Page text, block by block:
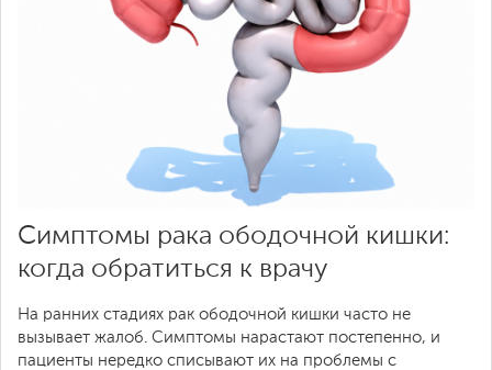
Симптомы рака ободочной кишки:
когда обратиться к врачу
На ранних стадиях рак ободочной кишки часто не
вызывает жалоб. Симптомы нарастают постепенно, и
пациенты нередко списывают их на проблемы с